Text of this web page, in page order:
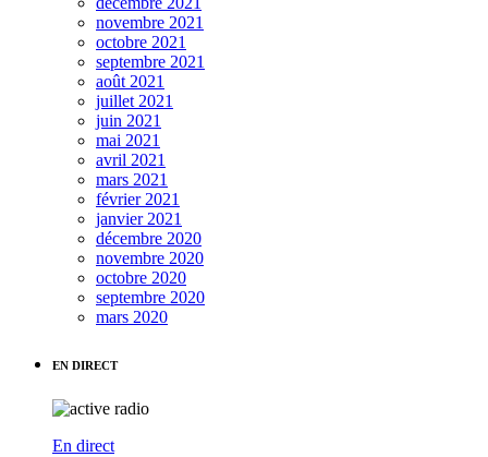
novembre 2021
octobre 2021
septembre 2021
août 2021
juillet 2021
juin 2021
mai 2021
avril 2021
mars 2021
février 2021
janvier 2021
décembre 2020
novembre 2020
octobre 2020
septembre 2020
mars 2020
EN DIRECT
En direct